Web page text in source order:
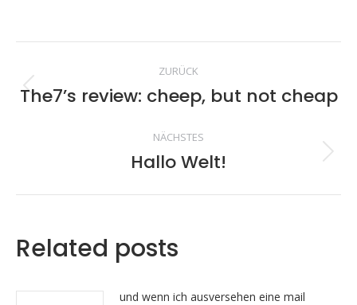
Facebook
X
PinterestLinkedIn
ZURÜCK
Vorheriger
The7’s review: cheep, but not cheap
NÄCHSTES
Nächster
Hallo Welt!
Related posts
und wenn ich ausversehen eine mail